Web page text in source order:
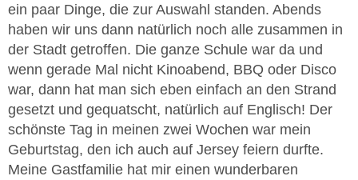
ein paar Dinge, die zur Auswahl standen. Abends
haben wir uns dann natürlich noch alle zusammen in
der Stadt getroffen. Die ganze Schule war da und
wenn gerade Mal nicht Kinoabend, BBQ oder Disco
war, dann hat man sich eben einfach an den Strand
gesetzt und gequatscht, natürlich auf Englisch! Der
schönste Tag in meinen zwei Wochen war mein
Geburtstag, den ich auch auf Jersey feiern durfte.
Meine Gastfamilie hat mir einen wunderbaren